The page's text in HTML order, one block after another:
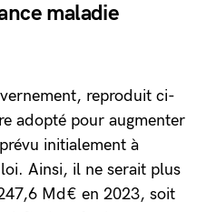
maladie
reproduit ci-
adopté pour augmenter
initialement à
Ainsi, il ne serait plus
Md€ en 2023, soit